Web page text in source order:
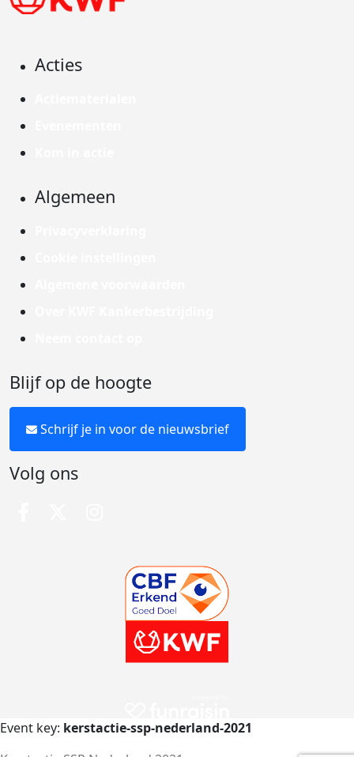
Acties
Algemeen
Blijf op de hoogte
Schrijf je in voor de nieuwsbrief
Volg ons
Event key: kerstactie-ssp-nederland-2021